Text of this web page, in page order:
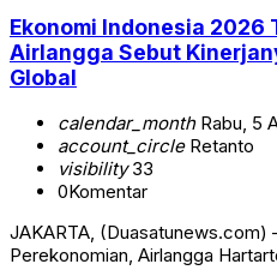
Ekonomi Indonesia 2026
Airlangga Sebut
Global
calendar_monthRabu, 5
account_circleRetanto
visibility33
0Komentar
JAKARTA, (Duasatunews.com)
Perekonomian, Airlangga